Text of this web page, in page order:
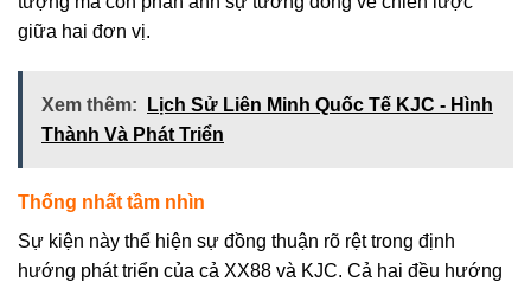
giữa hai đơn vị.
Xem thêm:
Lịch Sử Liên Minh Quốc Tế KJC - Hình
Thành Và Phát Triển
Thống nhất tầm nhìn
Sự kiện này thể hiện sự đồng thuận rõ rệt trong định
hướng phát triển của cả XX88 và KJC. Cả hai đều hướng